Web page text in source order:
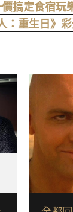
搞定食宿玩
：重生日》